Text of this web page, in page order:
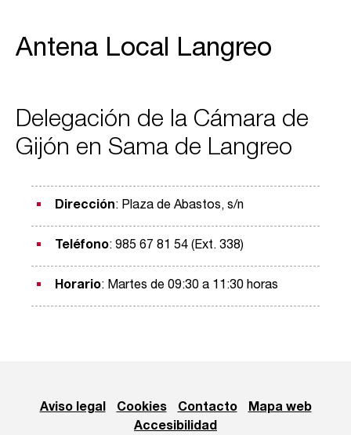
Antena Local Langreo
Delegación de la Cámara de
Gijón en Sama de Langreo
Dirección: Plaza de Abastos, s/n
Teléfono: 985 67 81 54 (Ext. 338)
Horario: Martes de 09:30 a 11:30 horas
Aviso legal Cookies Contacto
Mapa web
Accesibilidad